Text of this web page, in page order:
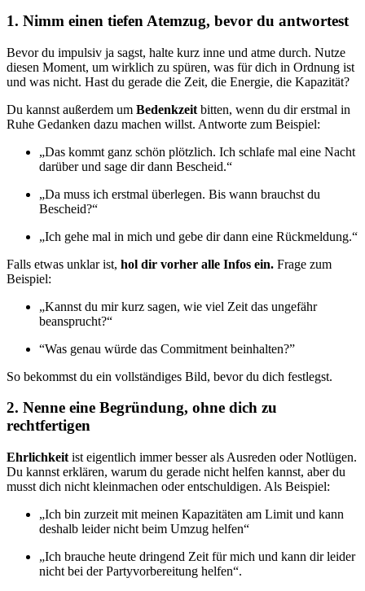
1. Nimm einen tiefen Atemzug, bevor du antwortest
Bevor du impulsiv ja sagst, halte kurz inne und atme durch. Nutze
diesen Moment, um wirklich zu spüren, was für dich in Ordnung ist
und was nicht. Hast du gerade die Zeit, die Energie, die Kapazität?
Du kannst außerdem um Bedenkzeit bitten, wenn du dir erstmal in
Ruhe Gedanken dazu machen willst. Antworte zum Beispiel:
„Das kommt ganz schön plötzlich. Ich schlafe mal eine Nacht
darüber und sage dir dann Bescheid.“
„Da muss ich erstmal überlegen. Bis wann brauchst du
Bescheid?“
„Ich gehe mal in mich und gebe dir dann eine Rückmeldung.“
Falls etwas unklar ist, hol dir vorher alle Infos ein. Frage zum
Beispiel:
„Kannst du mir kurz sagen, wie viel Zeit das ungefähr
beansprucht?“
“Was genau würde das Commitment beinhalten?”
So bekommst du ein vollständiges Bild, bevor du dich festlegst.
2. Nenne eine Begründung, ohne dich zu
rechtfertigen
Ehrlichkeit ist eigentlich immer besser als Ausreden oder Notlügen.
Du kannst erklären, warum du gerade nicht helfen kannst, aber du
musst dich nicht kleinmachen oder entschuldigen. Als Beispiel:
„Ich bin zurzeit mit meinen Kapazitäten am Limit und kann
deshalb leider nicht beim Umzug helfen“
„Ich brauche heute dringend Zeit für mich und kann dir leider
nicht bei der Partyvorbereitung helfen“.